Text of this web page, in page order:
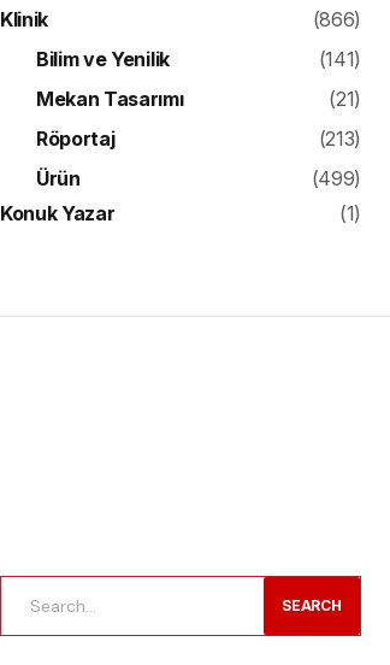
Klinik
(866)
Bilim ve Yenilik
(141)
Mekan Tasarımı
(21)
Röportaj
(213)
Ürün
(499)
Konuk Yazar
(1)
SEARCH